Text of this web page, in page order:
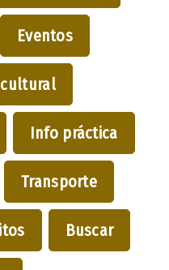
Eventos
Info práctica
Transporte
Buscar